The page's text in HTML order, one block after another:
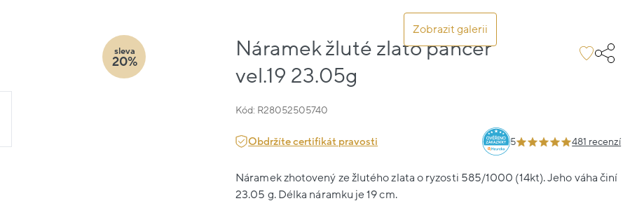
Zobrazit galerii
Náramek žluté zlato pancer
vel.19 23.05g
Kód: R28052505740
sleva
20%
Obdržíte certifikát pravosti 5 481 recenzí
Náramek zhotovený ze žlutého zlata o ryzosti 585/1000 (14kt). Jeho váha činí
23.05 g. Délka náramku je 19 cm.